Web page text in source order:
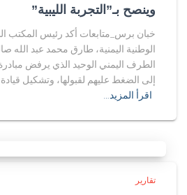
وينصح بـ”التجربة الليبية”
خبان برس_متابعات أكد رئيس المكتب
الوطنية اليمنية، طارق محمد عبد الله
الطرف اليمني الوحيد الذي يرفض مبادرة
إلى الضغط عليهم لقبولها، وتشكيل
اقرأ المزيد…
تقارير